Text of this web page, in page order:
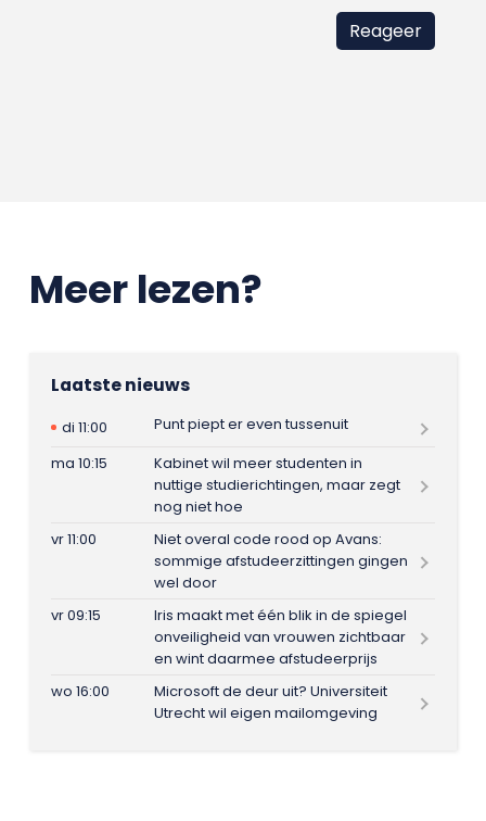
Meer lezen?
Laatste nieuws
di 11:00
Punt piept er even tussenuit
ma 10:15
Kabinet wil meer studenten in
nuttige studierichtingen, maar zegt
nog niet hoe
vr 11:00
Niet overal code rood op Avans:
sommige afstudeerzittingen gingen
wel door
vr 09:15
Iris maakt met één blik in de spiegel
onveiligheid van vrouwen zichtbaar
en wint daarmee afstudeerprijs
wo 16:00
Microsoft de deur uit? Universiteit
Utrecht wil eigen mailomgeving